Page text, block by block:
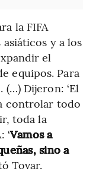
la FIFA
y a los
el
equipos. Para
Dijeron: ‘El
controlar todo
toda la
‘Vamos a
sino a
Tovar.